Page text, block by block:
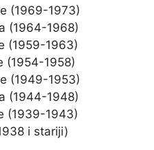
(1969-1973)
(1964-1968)
(1959-1963)
(1954-1958)
(1949-1953)
(1944-1948)
(1939-1943)
i stariji)